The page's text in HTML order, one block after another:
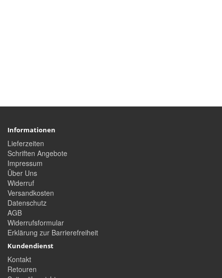
Informationen
Lieferzeiten
Schriften Angebote
Impressum
Über Uns
Widerruf
Versandkosten
Datenschutz
AGB
Widerrufsformular
Erklärung zur Barrierefreiheit
Kundendienst
Kontakt
Retouren